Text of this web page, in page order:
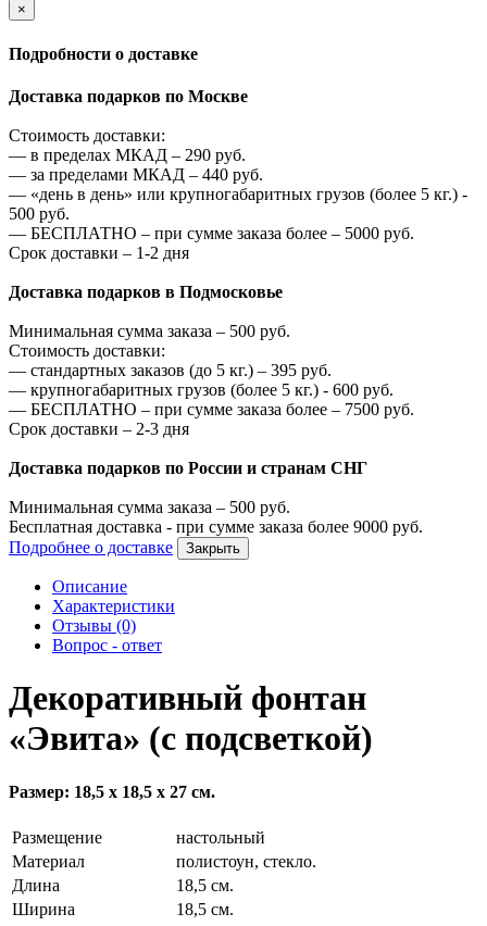
×
Подробности о доставке
Доставка подарков по Москве
Стоимость доставки:
— в пределах МКАД – 290 руб.
— за пределами МКАД – 440 руб.
— «день в день» или крупногабаритных грузов (более 5 кг.) -
500 руб.
— БЕСПЛАТНО – при сумме заказа более – 5000 руб.
Срок доставки – 1-2 дня
Доставка подарков в Подмосковье
Минимальная сумма заказа – 500 руб.
Стоимость доставки:
— стандартных заказов (до 5 кг.) – 395 руб.
— крупногабаритных грузов (более 5 кг.) - 600 руб.
— БЕСПЛАТНО – при сумме заказа более – 7500 руб.
Срок доставки – 2-3 дня
Доставка подарков по России и странам СНГ
Минимальная сумма заказа – 500 руб.
Бесплатная доставка - при сумме заказа более 9000 руб.
Подробнее о доставке
Закрыть
Описание
Характеристики
Отзывы (0)
Вопрос - ответ
Декоративный фонтан
«Эвита» (с подсветкой)
Размер: 18,5 х 18,5 х 27 см.
Размещение
настольный
Материал
полистоун, стекло.
Длина
18,5 см.
Ширина
18,5 см.